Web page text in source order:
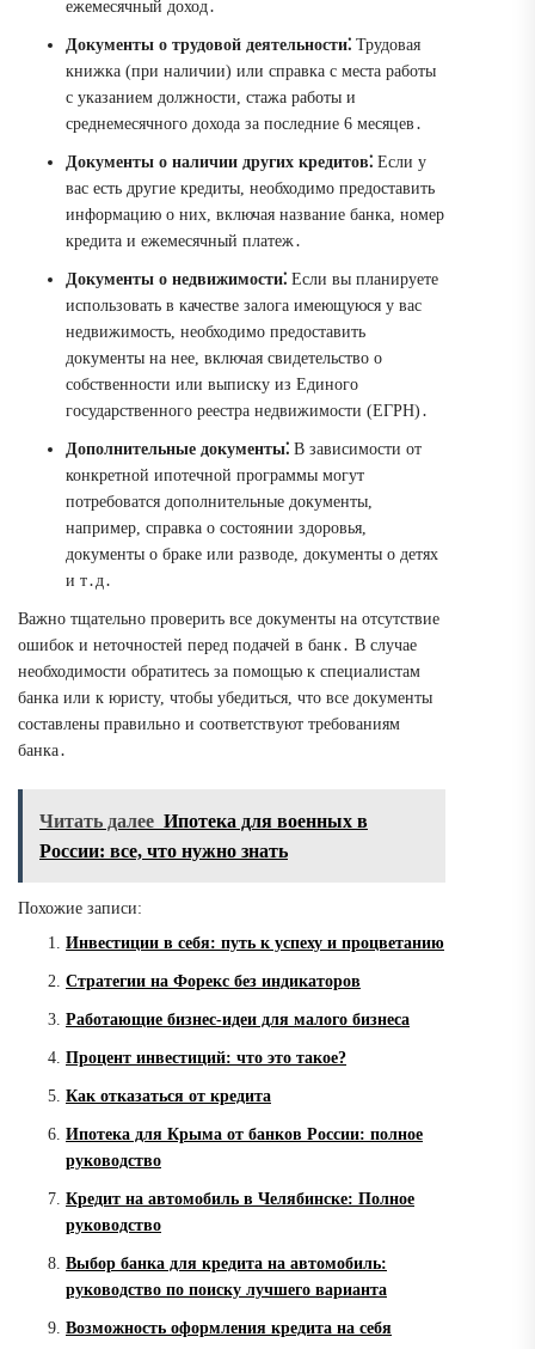
ежемесячный доход․
Документы о трудовой деятельности⁚ Трудовая
книжка (при наличии) или справка с места работы
с указанием должности, стажа работы и
среднемесячного дохода за последние 6 месяцев․
Документы о наличии других кредитов⁚ Если у
вас есть другие кредиты, необходимо предоставить
информацию о них, включая название банка, номер
кредита и ежемесячный платеж․
Документы о недвижимости⁚ Если вы планируете
использовать в качестве залога имеющуюся у вас
недвижимость, необходимо предоставить
документы на нее, включая свидетельство о
собственности или выписку из Единого
государственного реестра недвижимости (ЕГРН)․
Дополнительные документы⁚ В зависимости от
конкретной ипотечной программы могут
потребоватся дополнительные документы,
например, справка о состоянии здоровья,
документы о браке или разводе, документы о детях
и т․д․
Важно тщательно проверить все документы на отсутствие
ошибок и неточностей перед подачей в банк․ В случае
необходимости обратитесь за помощью к специалистам
банка или к юристу, чтобы убедиться, что все документы
составлены правильно и соответствуют требованиям
банка․
Читать далее Ипотека для военных в
России: все, что нужно знать
Похожие записи:
Инвестиции в себя: путь к успеху и процветанию
Стратегии на Форекс без индикаторов
Работающие бизнес-идеи для малого бизнеса
Процент инвестиций: что это такое?
Как отказаться от кредита
Ипотека для Крыма от банков России: полное
руководство
Кредит на автомобиль в Челябинске: Полное
руководство
Выбор банка для кредита на автомобиль:
руководство по поиску лучшего варианта
Возможность оформления кредита на себя